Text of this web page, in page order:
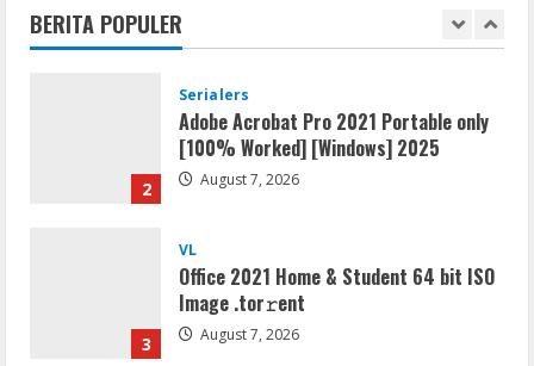
BERITA POPULER
1
2
Serialers
Adobe Acrobat Pro 2021 Portable only
[100% Worked] [Windows] 2025
August 7, 2026
3
VL
Office 2021 Home & Student 64 bit ISO
Image .tоr𝚛еnt
August 7, 2026